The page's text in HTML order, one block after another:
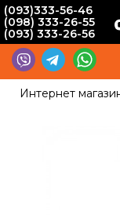
(093)333-56-46
(098) 333-26-55
(093) 333-26-56
Интернет